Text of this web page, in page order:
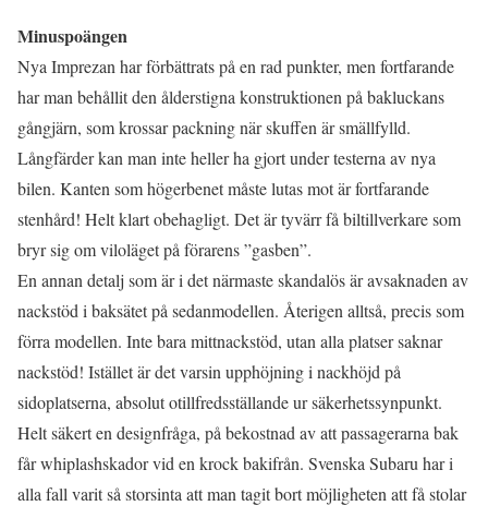
Minuspoängen
Nya Imprezan har förbättrats på en rad punkter, men fortfarande
har man behållit den ålderstigna konstruktionen på bakluckans
gångjärn, som krossar packning när skuffen är smällfylld.
Långfärder kan man inte heller ha gjort under testerna av nya
bilen. Kanten som högerbenet måste lutas mot är fortfarande
stenhård! Helt klart obehagligt. Det är tyvärr få biltillverkare som
bryr sig om viloläget på förarens ”gasben”.
En annan detalj som är i det närmaste skandalös är avsaknaden av
nackstöd i baksätet på sedanmodellen. Återigen alltså, precis som
förra modellen. Inte bara mittnackstöd, utan alla platser saknar
nackstöd! Istället är det varsin upphöjning i nackhöjd på
sidoplatserna, absolut otillfredsställande ur säkerhetssynpunkt.
Helt säkert en designfråga, på bekostnad av att passagerarna bak
får whiplashskador vid en krock bakifrån. Svenska Subaru har i
alla fall varit så storsinta att man tagit bort möjligheten att få stolar